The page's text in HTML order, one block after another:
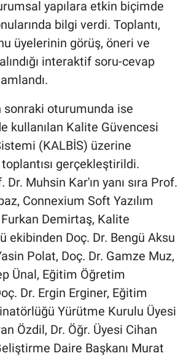
yapılara etkin biçimde
bilgi verdi. Toplantı,
üyelerinin görüş, öneri ve
interaktif soru-cevap
sonraki oturumunda ise
kullanılan Kalite Güvencesi
(KALBİS) üzerine
gerçekleştirildi.
Dr. Muhsin Kar'ın yanı sıra Prof.
Connexium Soft Yazılım
Demirtaş, Kalite
ekibinden Doç. Dr. Bengü Aksu
Polat, Doç. Dr. Gamze Muz,
Ünal, Eğitim Öğretim
Dr. Ergin Erginer, Eğitim
Yürütme Kurulu Üyesi
Özdil, Dr. Öğr. Üyesi Cihan
Daire Başkanı Murat